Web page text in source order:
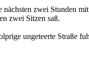
zwei Stunden
zwei Sitzen saß.
ungeteerte Straße